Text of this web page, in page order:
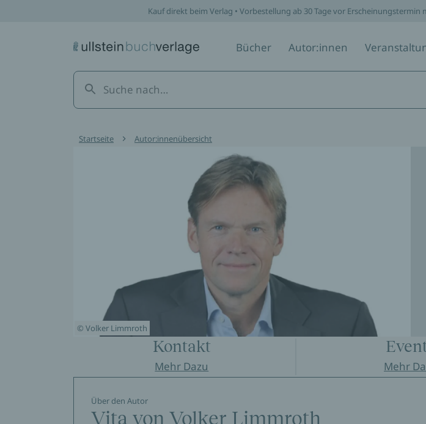
Kauf direkt beim Verlag • Vorbestellung ab 30 Tage vor
Bücher Autor:innen
Startseite Autor:innenübersicht
© Volker Limmroth
Kontakt
Mehr Dazu Mehr
Über den Autor
Vita von Volker Limmroth